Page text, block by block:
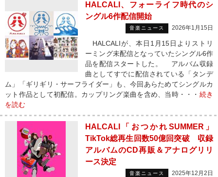
HALCALI、フォーライフ時代のシ
ングル6作配信開始
音楽ニュース 2026年1月15日
HALCALIが、本日1月15日よりストリ
ーミング未配信となっていたシングル6作
品を配信スタートした。 アルバム収録
曲としてすでに配信されている「タンデ
ム」「ギリギリ・サーフライダー」も、今回あらためてシングルカ
ット作品として初配信。カップリング楽曲を含め、当時・・・ 続き
を読む
HALCALI「おつかれSUMMER」
TikTok総再生回数50億回突破 収録
アルバムのCD再販＆アナログリリ
ース決定
音楽ニュース 2025年12月2日